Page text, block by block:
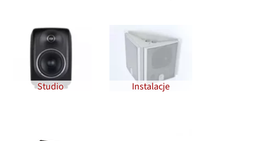
Studio Instalacje